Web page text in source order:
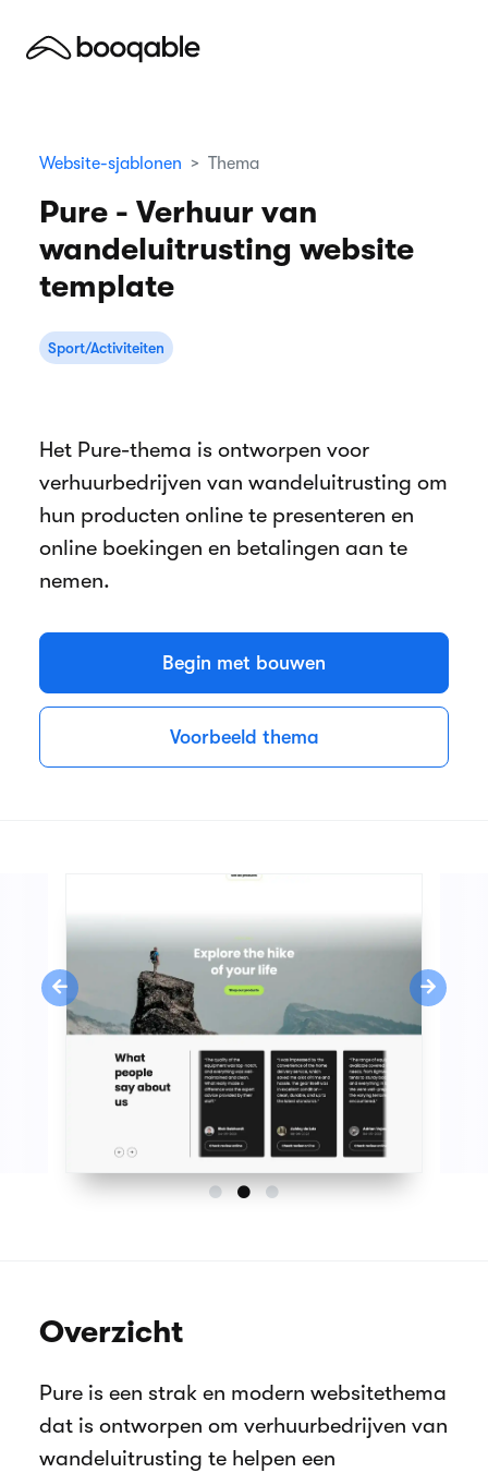
Website-sjablonen Thema
Pure - Verhuur van
wandeluitrusting website
template
Sport/Activiteiten
Het Pure-thema is ontworpen voor
verhuurbedrijven van wandeluitrusting om
hun producten online te presenteren en
online boekingen en betalingen aan te
nemen.
Begin met bouwen
Voorbeeld thema
Previous Next
Overzicht
Pure is een strak en modern websitethema
dat is ontworpen om verhuurbedrijven van
wandeluitrusting te helpen een